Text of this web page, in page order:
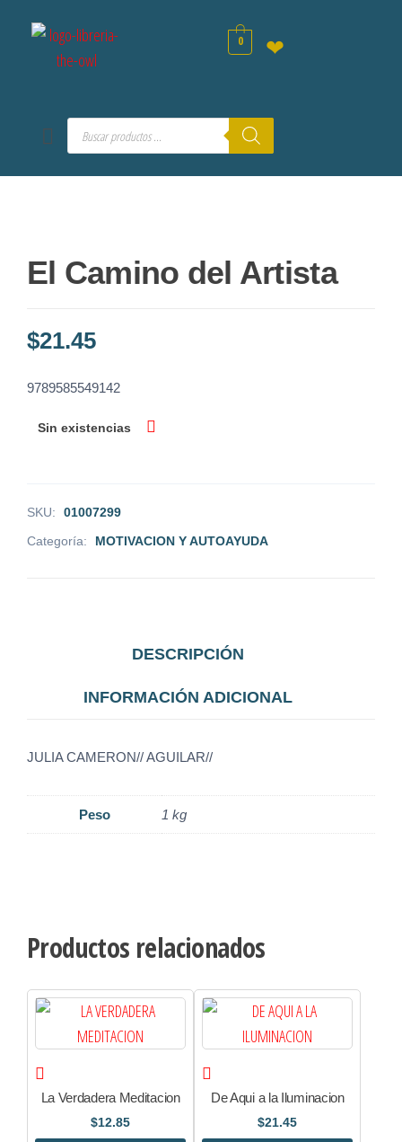
0 ❤
El Camino del Artista
$21.45
9789585549142
Sin existencias
SKU:
01007299
Categoría:
MOTIVACION Y AUTOAYUDA
DESCRIPCIÓN
INFORMACIÓN ADICIONAL
JULIA CAMERON// AGUILAR//
Peso 1 kg
Productos relacionados
La Verdadera Meditacion
$12.85
De Aqui a la Iluminacion
$21.45